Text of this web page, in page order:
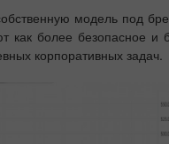
модель под
как более безопасное и
корпоративных задач.